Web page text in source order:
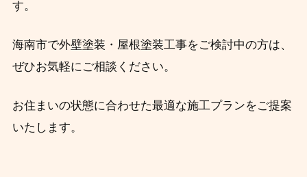
す。
海南市で外壁塗装・屋根塗装工事をご検討中の方は、
ぜひお気軽にご相談ください。
お住まいの状態に合わせた最適な施工プランをご提案
いたします。